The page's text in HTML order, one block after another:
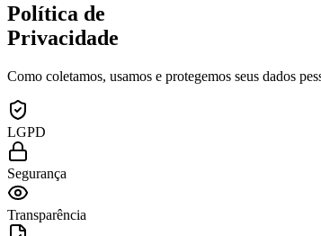
Política de
Privacidade
Como coletamos, usamos e protegemos seus dados
LGPD
Segurança
Transparência